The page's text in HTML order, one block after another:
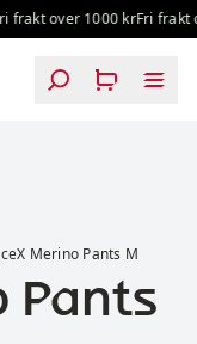
over 1000 krFri frakt
Merino Pants M
Pants